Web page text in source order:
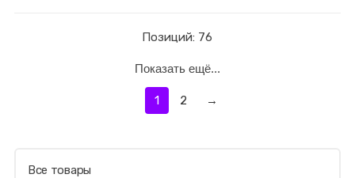
Позиций: 76
Показать ещё...
1 2 →
Все товары